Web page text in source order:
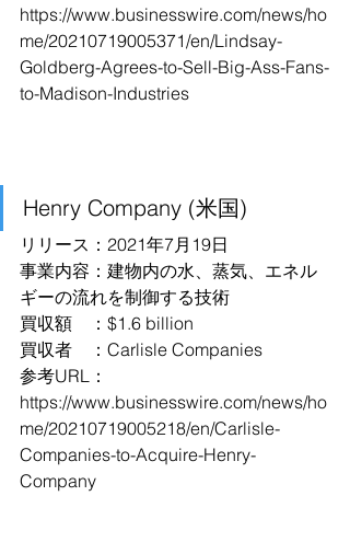
https://www.businesswire.com/news/ho
me/20210719005371/en/Lindsay-
Goldberg-Agrees-to-Sell-Big-Ass-Fans-
to-Madison-Industries
Henry Company (米国)
リリース：2021年7月19日
事業内容：建物内の水、蒸気、エネル
ギーの流れを制御する技術
買収額　：$1.6 billion
買収者　：Carlisle Companies
参考URL：
https://www.businesswire.com/news/ho
me/20210719005218/en/Carlisle-
Companies-to-Acquire-Henry-
Company